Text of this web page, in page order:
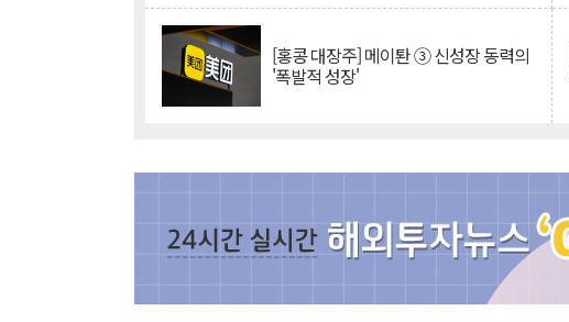
[홍콩 대장주] 메이퇀 ③ 신성장 동력의
'폭발적 성장'